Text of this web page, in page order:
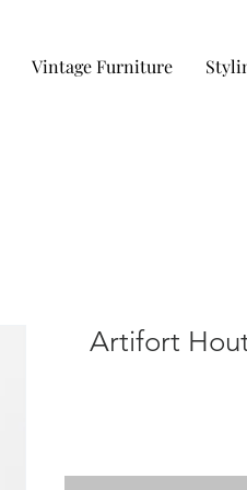
Vintage Furniture
Artifort